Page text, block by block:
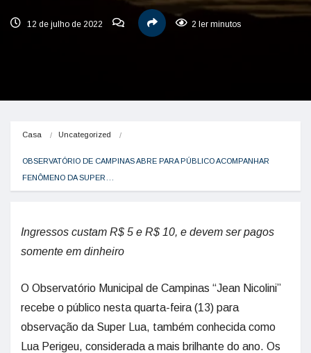
12 de julho de 2022 2 ler minutos
Casa Uncategorized
OBSERVATÓRIO DE CAMPINAS ABRE PARA PÚBLICO ACOMPANHAR
FENÔMENO DA SUPER…
Ingressos custam R$ 5 e R$ 10, e devem ser pagos
somente em dinheiro
O Observatório Municipal de Campinas “Jean Nicolini”
recebe o público nesta quarta-feira (13) para
observação da Super Lua, também conhecida como
Lua Perigeu, considerada a mais brilhante do ano. Os